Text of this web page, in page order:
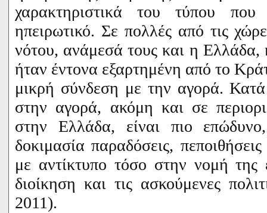
χαρακτηριστικά του τύπου
ηπειρωτικό. Σε πολλές από τις
νότου, ανάμεσά τους και η Ελλάδα,
ήταν έντονα εξαρτημένη από το
μικρή σύνδεση με την αγορά.
στην αγορά, ακόμη και σε
στην Ελλάδα, είναι πιο
δοκιμασία παραδόσεις,
με αντίκτυπο τόσο στην νομή της
διοίκηση και τις ασκούμενες
2011).